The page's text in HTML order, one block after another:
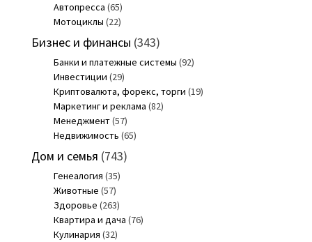
Автопресса (65)
Мотоциклы (22)
Бизнес и финансы (343)
Банки и платежные системы (92)
Инвестиции (29)
Криптовалюта, форекс, торги (19)
Маркетинг и реклама (82)
Менеджмент(57)
Недвижимость (65)
Дом и семья (743)
Генеалогия (35)
Животные (57)
Здоровье (263)
Квартира и дача (76)
Кулинария (32)